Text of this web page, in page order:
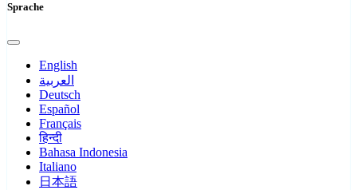
Sprache
English
العربية
Deutsch
Español
Français
हिन्दी
Bahasa Indonesia
Italiano
日本語